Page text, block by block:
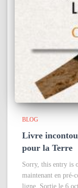
BLOG
Livre
pour la Terre
Sorry, this entry is
maintenant en pré-
ligne. Sortie le 6